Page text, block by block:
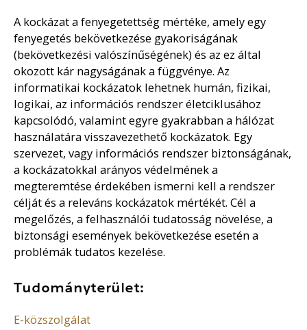
A kockázat a fenyegetettség mértéke, amely egy
fenyegetés bekövetkezése gyakoriságának
(bekövetkezési valószínűségének) és az ez által
okozott kár nagyságának a függvénye. Az
informatikai kockázatok lehetnek humán, fizikai,
logikai, az információs rendszer életciklusához
kapcsolódó, valamint egyre gyakrabban a hálózat
használatára visszavezethető kockázatok. Egy
szervezet, vagy információs rendszer biztonságának,
a kockázatokkal arányos védelmének a
megteremtése érdekében ismerni kell a rendszer
célját és a releváns kockázatok mértékét. Cél a
megelőzés, a felhasználói tudatosság növelése, a
biztonsági események bekövetkezése esetén a
problémák tudatos kezelése.
Tudományterület:
E-közszolgálat